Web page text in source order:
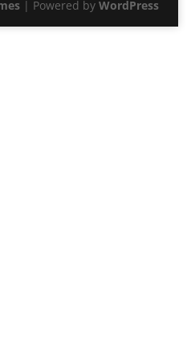
| Powered byWordPress